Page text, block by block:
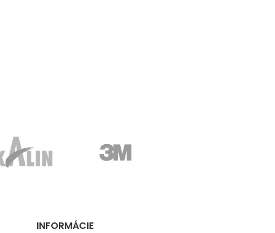
INFORMÁCIE